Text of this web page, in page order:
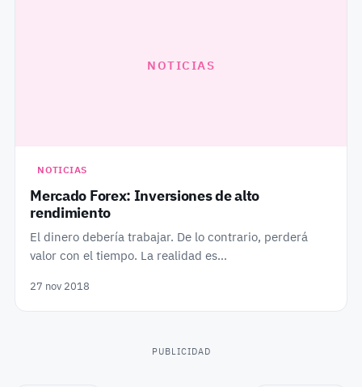
NOTICIAS
NOTICIAS
Mercado Forex: Inversiones de alto
rendimiento
El dinero debería trabajar. De lo contrario, perderá
valor con el tiempo. La realidad es…
27 nov 2018
PUBLICIDAD